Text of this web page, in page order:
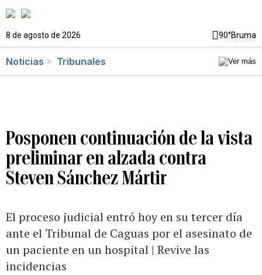
8 de agosto de 2026 90°Bruma
Noticias Tribunales
Posponen continuación de la vista
preliminar en alzada contra
Steven Sánchez Mártir
El proceso judicial entró hoy en su tercer día
ante el Tribunal de Caguas por el asesinato de
un paciente en un hospital | Revive las
incidencias